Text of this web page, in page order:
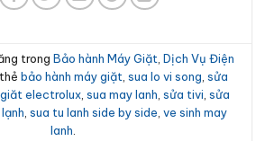
trong Bảo hành Máy Giặt, Dịch Vụ Điện
bảo hành máy giặt, sua lo vi song, sửa
electrolux, sua may lanh, sửa tivi, sửa
, sua tu lanh side by side, ve sinh may
lanh.